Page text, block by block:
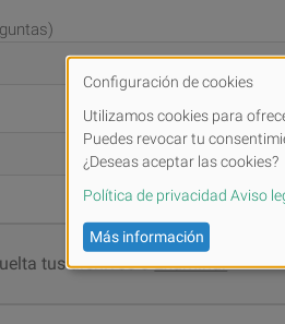
tus archivos oExaminar